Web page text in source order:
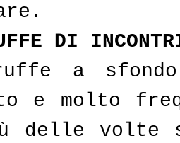
DI
a
e molto
delle volte